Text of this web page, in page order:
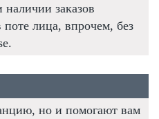
заказов
поте лица, впрочем, без
но и помогают вам